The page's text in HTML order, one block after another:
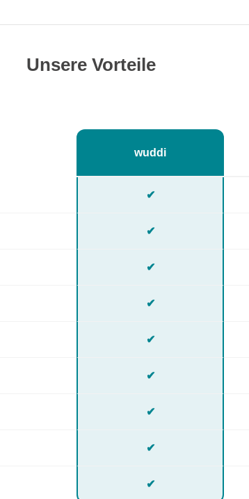
Unsere Vorteile
wuddi
✔
✔
✔
✔
✔
✔
✔
✔
✔